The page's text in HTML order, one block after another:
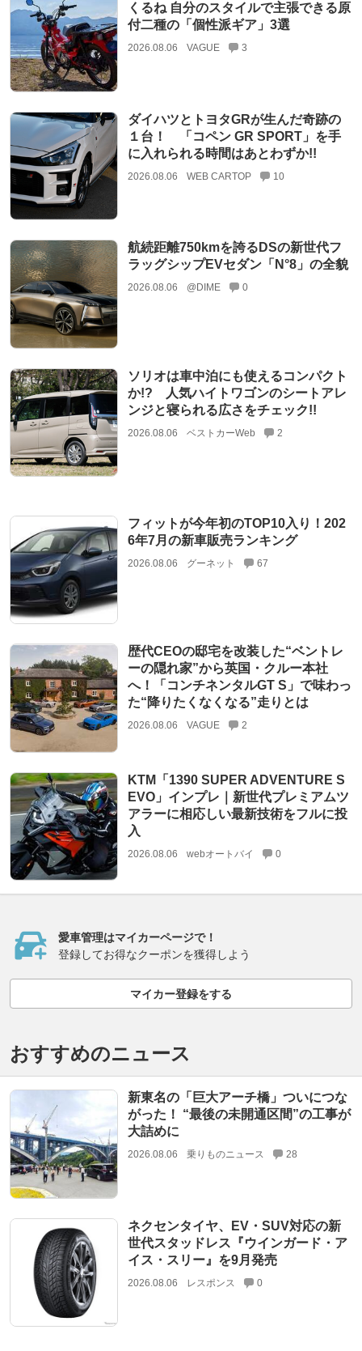
くるね 自分のスタイルで主張できる原
付二種の「個性派ギア」3選
2026.08.06 VAGUE 3
ダイハツとトヨタGRが生んだ奇跡の
１台！ 「コペン GR SPORT」を手
に入れられる時間はあとわずか!!
2026.08.06 WEB CARTOP 10
航続距離750kmを誇るDSの新世代フ
ラッグシップEVセダン「N°8」の全貌
2026.08.06 @DIME 0
ソリオは車中泊にも使えるコンパクト
か!? 人気ハイトワゴンのシートアレ
ンジと寝られる広さをチェック!!
2026.08.06 ベストカーWeb 2
フィットが今年初のTOP10入り！202
6年7月の新車販売ランキング
2026.08.06 グーネット 67
歴代CEOの邸宅を改装した“ベントレ
ーの隠れ家”から英国・クルー本社
へ！「コンチネンタルGT S」で味わっ
た“降りたくなくなる”走りとは
2026.08.06 VAGUE 2
KTM「1390 SUPER ADVENTURE S
EVO」インプレ｜新世代プレミアムツ
アラーに相応しい最新技術をフルに投
入
2026.08.06 webオートバイ 0
愛車管理はマイカーページで！
登録してお得なクーポンを獲得しよう
マイカー登録をする
おすすめのニュース
新東名の「巨大アーチ橋」ついにつな
がった！ “最後の未開通区間”の工事が
大詰めに
2026.08.06 乗りものニュース 28
ネクセンタイヤ、EV・SUV対応の新
世代スタッドレス『ウインガード・ア
イス・スリー』を9月発売
2026.08.06 レスポンス 0